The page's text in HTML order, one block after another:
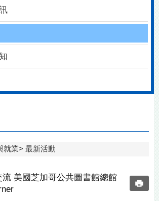
就業 最新活動
流 美國芝加哥公共圖書館總館